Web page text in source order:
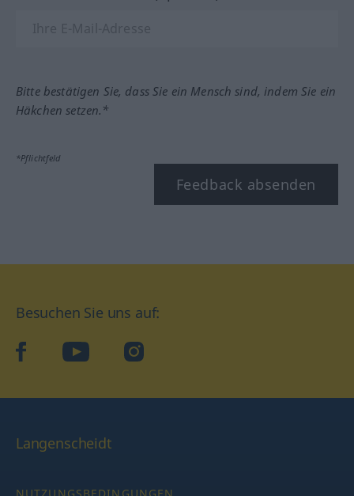
Bitte bestätigen Sie, dass Sie ein Mensch sind, indem Sie ein
Häkchen setzen.*
*Pflichtfeld
Feedback absenden
Besuchen Sie uns auf:
facebookYouTube Instagram
Langenscheidt